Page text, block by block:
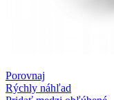
Porovnaj
Rýchly náhľad